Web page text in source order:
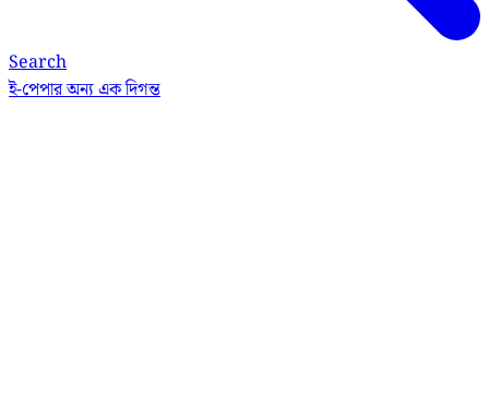
Search
ই-পেপারঅন্য এক দিগন্ত